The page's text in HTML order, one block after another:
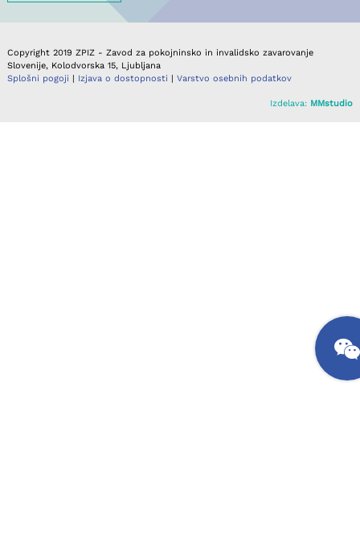
Copyright 2019 ZPIZ - Zavod za pokojninsko in invalidsko zavarovanje
Slovenije, Kolodvorska 15, Ljubljana
Splošni pogoji
Izjava o dostopnosti Varstvo osebnih podatkov
Izdelava: MMstudio